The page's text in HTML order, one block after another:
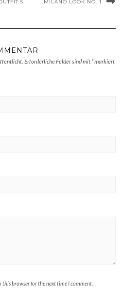
5 MILANO LOOK NO. 1
Erforderliche Felder sind mit *markiert
this browser for the next time I comment.